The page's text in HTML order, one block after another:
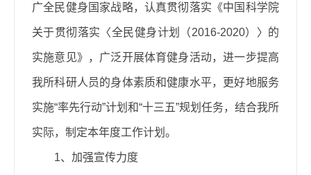
广全民健身国家战略，认真贯彻落实《中国科学院
关于贯彻落实〈全民健身计划（2016-2020）〉的
实施意见》，广泛开展体育健身活动，进一步提高
我所科研人员的身体素质和健康水平，更好地服务
实施“率先行动”计划和“十三五”规划任务，结合我所
实际，制定本年度工作计划。
1、加强宣传力度